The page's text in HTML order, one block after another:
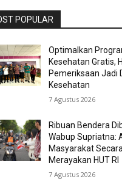
POPULAR
Optimalkan
Kesehatan Gratis,
Pemeriksaan Jadi
Kesehatan
7 Agustus 2026
Ribuan Bendera
Wabup Supriatna:
Masyarakat
Merayakan HUT RI
7 Agustus 2026